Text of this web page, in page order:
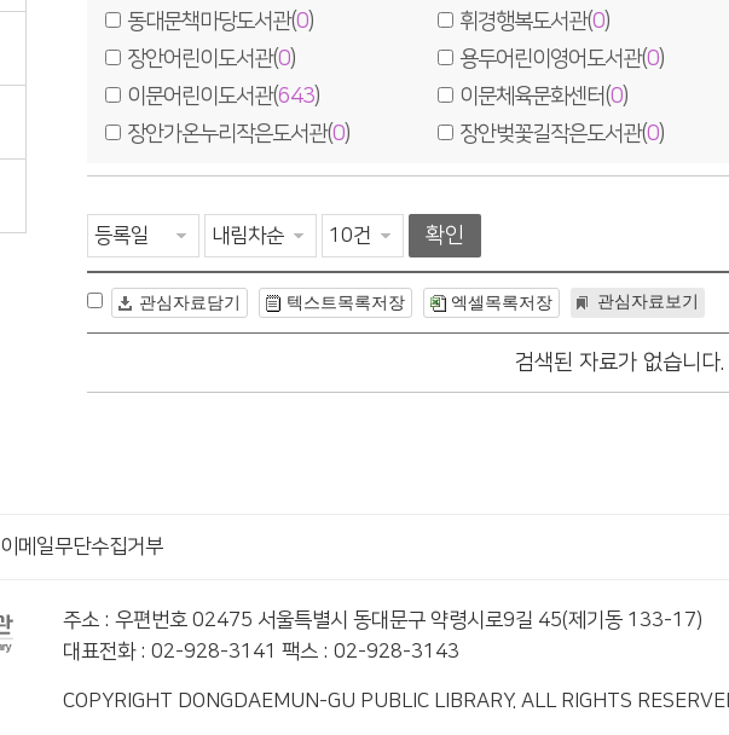
동대문책마당도서관(0) 휘경행복도서관(0)
장안어린이도서관(0) 용두어린이영어도서관(0)
이문어린이도서관(643) 이문체육문화센터(0)
장안가온누리작은도서관(0) 장안벚꽃길작은도서관(0)
확인
관심자료담기 텍스트목록저장 엑셀목록저장 관심자료보기
검색된 자료가 없습니다.
이메일무단수집거부
주소 : 우편번호 02475 서울특별시 동대문구 약령시로9길 45(제기동 133-17)
대표전화 : 02-928-3141 팩스 : 02-928-3143
COPYRIGHT DONGDAEMUN-GU PUBLIC LIBRARY. ALL RIGHTS